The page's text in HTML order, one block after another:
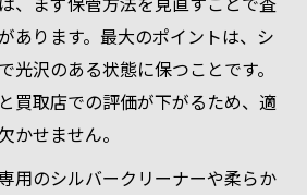
セサリーの黒ずみを防ぐ保存
を落とさないための仕分け術
くシルバー買取のコツ
さを保つ日常のお手入れ方法
あります。最大のポイントは、シ
光沢のある状態に保つことです。
買取店での評価が下がるため、適
かせません。
用のシルバークリーナーや柔らか